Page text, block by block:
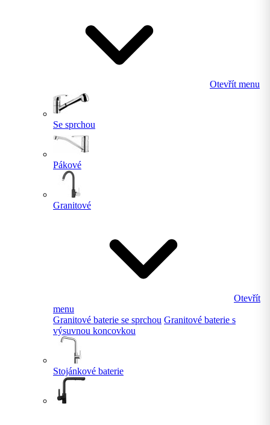
Otevřít menu
Se sprchou
Pákové
Granitové
Otevřít
menu
Granitové baterie se sprchou Granitové baterie s
výsuvnou koncovkou
Stojánkové baterie